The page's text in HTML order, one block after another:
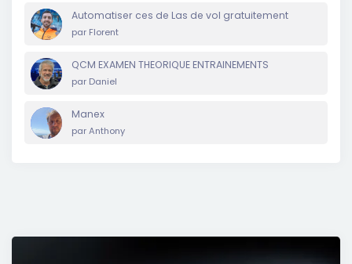
Automatiser ces de Las de vol gratuitement
par Florent
QCM EXAMEN THEORIQUE ENTRAINEMENTS
par Daniel
Manex
parAnthony